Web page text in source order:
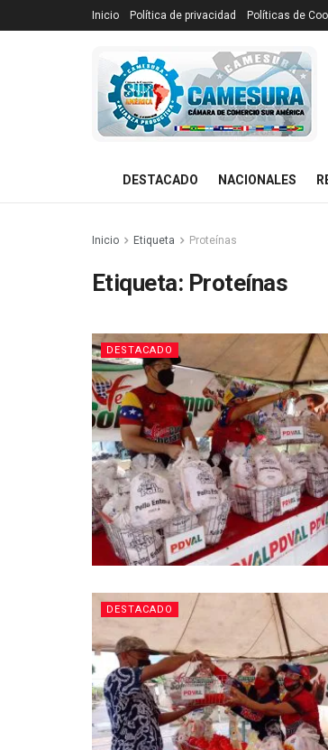
Inicio Política de privacidad Políticas de
DESTACADO NACIONALES
Inicio Etiqueta Proteínas
Etiqueta: Proteínas
DESTACADO
DESTACADO